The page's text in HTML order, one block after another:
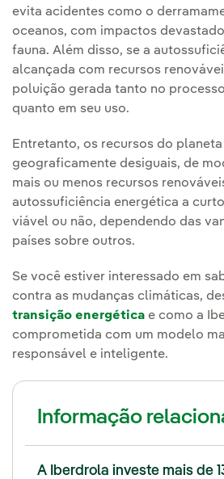
evita acidentes como o
oceanos, com impactos
fauna. Além disso, se a
alcançada com recursos
poluição gerada tanto no
quanto em seu uso.
Entretanto, os recursos do planeta
geograficamente desiguais, de
mais ou menos recursos
autossuficiência energética a
viável ou não, dependendo das
países sobre outros.
Se você estiver interessado em
contra as mudanças climáticas,
transição energética e como a
comprometida com um modelo
responsável e inteligente.
Informação
A Iberdrola investe mais de